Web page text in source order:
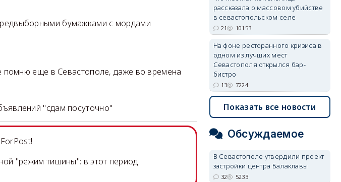
бумажками с мордами
помню еще в Севастополе, даже во времена
"сдам посуточно"
"режим тишины": в этот период
рассказала о массовом убийстве
в севастопольском селе
21 10153
На фоне ресторанного кризиса в
одном из лучших мест
Севастополя открылся бар-
бистро
13 7224
Показать все новости
Обсуждаемое
В Севастополе утвердили проект
застройки центра Балаклавы
32 5233